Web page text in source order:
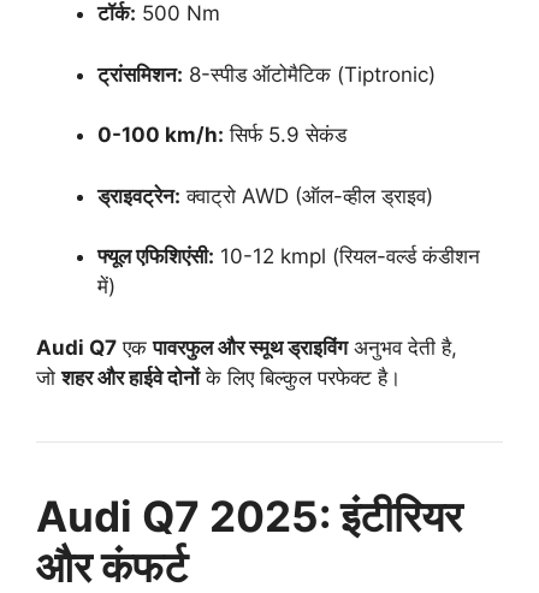
टॉर्क: 500 Nm
ट्रांसमिशन: 8-स्पीड ऑटोमैटिक (Tiptronic)
0-100 km/h: सिर्फ 5.9 सेकंड
ड्राइवट्रेन: क्वाट्रो AWD (ऑल-व्हील ड्राइव)
फ्यूल एफिशिएंसी: 10-12 kmpl (रियल-वर्ल्ड कंडीशन
में)
Audi Q7 एकपावरफुल और स्मूथ ड्राइविंगअनुभव देती है,
जोशहर और हाईवे दोनोंके लिए बिल्कुल परफेक्ट है।
Audi Q7 2025: इंटीरियर
और कंफर्ट